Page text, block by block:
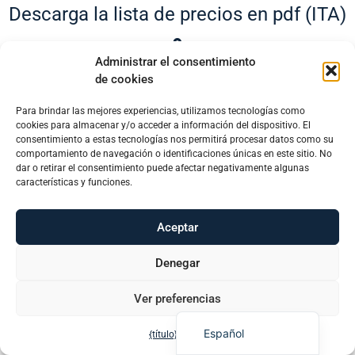
Administrar el consentimiento
de cookies
Para brindar las mejores experiencias, utilizamos tecnologías como
cookies para almacenar y/o acceder a información del dispositivo. El
consentimiento a estas tecnologías nos permitirá procesar datos como su
comportamiento de navegación o identificaciones únicas en este sitio. No
dar o retirar el consentimiento puede afectar negativamente algunas
características y funciones.
Aceptar
Denegar
Ver preferencias
{título} {título}
Descarga la lista de precios en pdf (ITA)
Descargar Lista de Precios en pdf
(ENG)
Español
Italiano
Hrvatski
Slovenščina
Português (AO90)